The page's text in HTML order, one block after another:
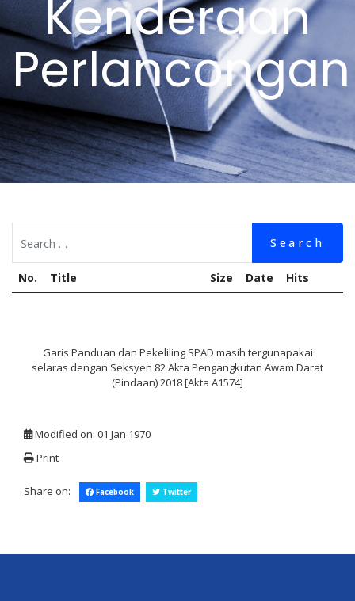
Kenderaan
Perlancongan
Search
No. Title Size Date Hits
Garis Panduan dan Pekeliling SPAD masih tergunapakai
selaras dengan Seksyen 82 Akta Pengangkutan Awam Darat
(Pindaan) 2018 [Akta A1574]
Modified on: 01 Jan 1970
Print
Share on: Facebook Twitter